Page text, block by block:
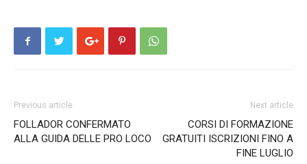
Previous article
FOLLADOR CONFERMATO
ALLA GUIDA DELLE PRO LOCO
Next article
CORSI DI FORMAZIONE
GRATUITI ISCRIZIONI FINO A
FINE LUGLIO